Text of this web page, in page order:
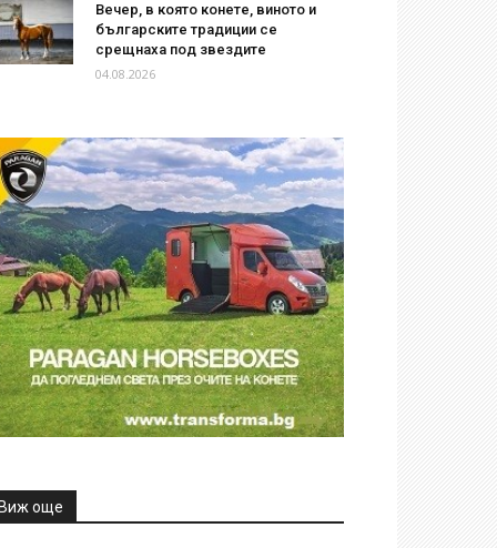
Вечер, в която конете, виното и
българските традиции се
срещнаха под звездите
04.08.2026
още